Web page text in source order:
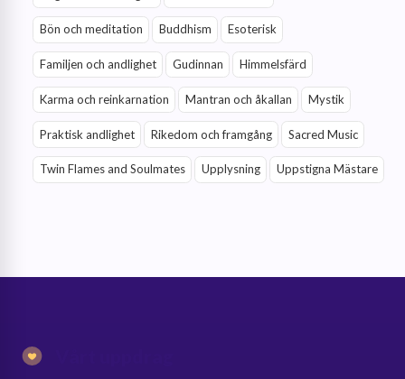
Bön och meditation Buddhism Esoterisk
Familjen och andlighet Gudinnan Himmelsfärd
Karma och reinkarnation Mantran och åkallan Mystik
Praktisk andlighet Rikedom och framgång Sacred Music
Twin Flames and Soulmates Upplysning Uppstigna Mästare